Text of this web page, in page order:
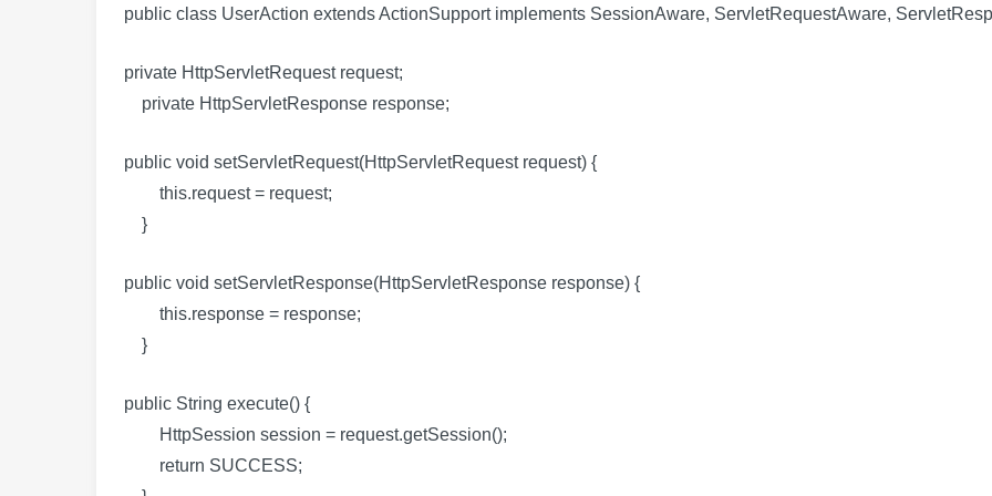
public class UserAction extends ActionSupport implements SessionAware, ServletRequestAware,
private HttpServletRequest request;
private HttpServletResponse response;
public void setServletRequest(HttpServletRequest request) {
this.request = request;
}
public void setServletResponse(HttpServletResponse response) {
this.response = response;
}
public String execute() {
HttpSession session = request.getSession();
return SUCCESS;